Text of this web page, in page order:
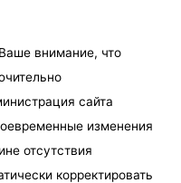
внимание, что
сайта
изменения
отсутствия
корректировать